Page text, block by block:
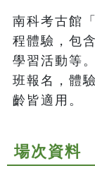
南科考古館
程體驗，包
學習活動等
班報名，體
齡皆適用。
場次資料